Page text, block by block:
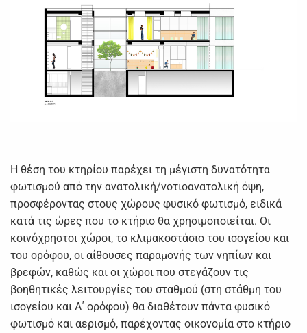
Η θέση του κτηρίου παρέχει τη μέγιστη δυνατότητα
φωτισμού από την ανατολική/νοτιοανατολική όψη,
προσφέροντας στους χώρους φυσικό φωτισμό, ειδικά
κατά τις ώρες που το κτήριο θα χρησιμοποιείται. Οι
κοινόχρηστοι χώροι, το κλιμακοστάσιο του ισογείου και
του ορόφου, οι αίθουσες παραμονής των νηπίων και
βρεφών, καθώς και οι χώροι που στεγάζουν τις
βοηθητικές λειτουργίες του σταθμού (στη στάθμη του
ισογείου και Α΄ ορόφου) θα διαθέτουν πάντα φυσικό
φωτισμό και αερισμό, παρέχοντας οικονομία στο κτήριο